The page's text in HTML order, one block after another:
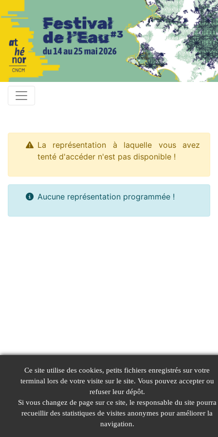
La représentation à laquelle vous avez
tenté d'accéder n'est pas disponible !
Aucune représentation programmée !
Ce site utilise des cookies, petits fichiers enregistrés sur votre
terminal lors de votre visite sur le site. Vous pouvez accepter ou
refuser leur dépôt.
Si vous changez de page sur ce site, le responsable du site pourra
recueillir des statistiques de visites anonymes pour améliorer la
navigation.